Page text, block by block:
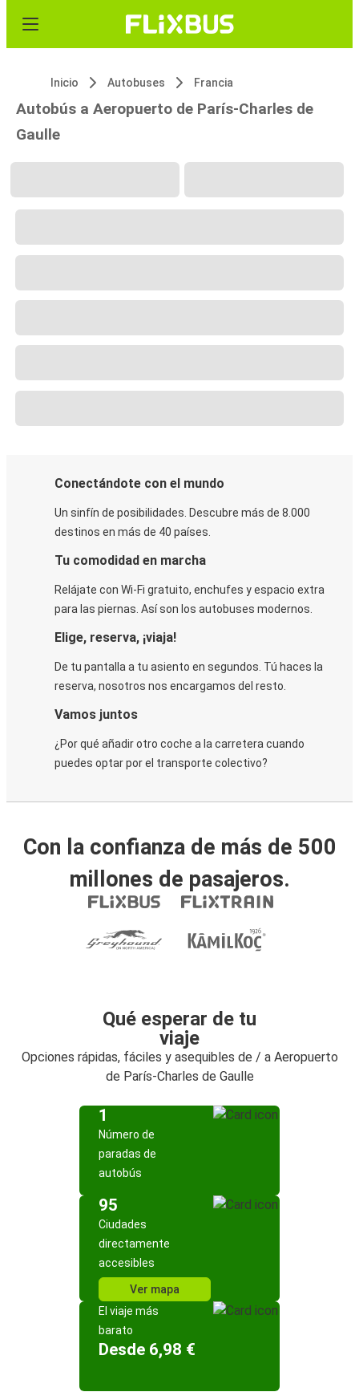
Inicio Autobuses Francia
Autobús a Aeropuerto de París-Charles de
Gaulle
Conectándote con el mundo
Un sinfín de posibilidades. Descubre más de 8.000
destinos en más de 40 países.
Tu comodidad en marcha
Relájate con Wi-Fi gratuito, enchufes y espacio extra
para las piernas. Así son los autobuses modernos.
Elige, reserva, ¡viaja!
De tu pantalla a tu asiento en segundos. Tú haces la
reserva, nosotros nos encargamos del resto.
Vamos juntos
¿Por qué añadir otro coche a la carretera cuando
puedes optar por el transporte colectivo?
Con la confianza de más de 500
millones de pasajeros.
Qué esperar de tu
viaje
Opciones rápidas, fáciles y asequibles de / a Aeropuerto
de París-Charles de Gaulle
1
Número de
paradas de
autobús
95
Ciudades
directamente
accesibles
Ver mapa
El viaje más
barato
Desde 6,98 €